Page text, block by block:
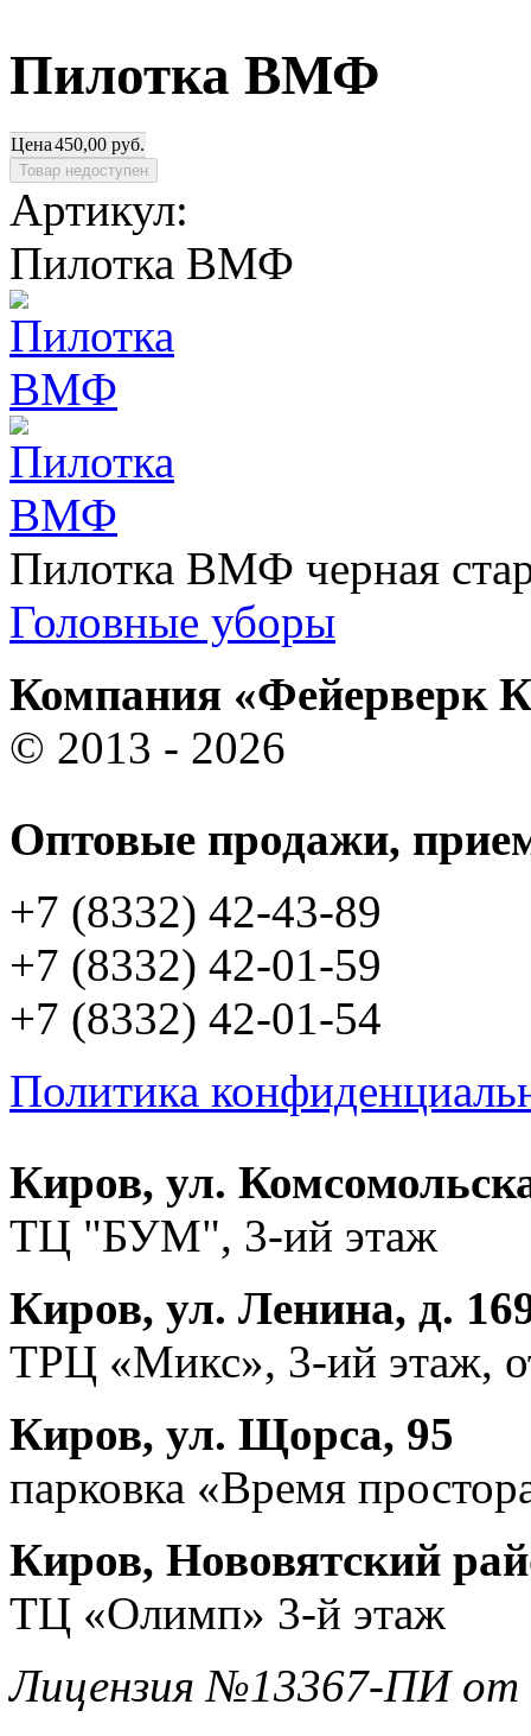
Пилотка ВМФ
Цена450,00 руб.
Артикул:
Пилотка ВМФ
Пилотка ВМФ черная
Головные уборы
Компания «Фейерверк
© 2013 - 2026
Оптовые продажи,
+7 (8332) 42-43-89
+7 (8332) 42-01-59
+7 (8332) 42-01-54
Политика
Киров, ул.
ТЦ "БУМ", 3-ий этаж
Киров, ул. Ленина, д.
ТРЦ «Микс», 3-ий этаж,
Киров, ул. Щорса, 95
парковка «Время
Киров, Нововятский
ТЦ «Олимп» 3-й этаж
Лицензия №13367-ПИ от